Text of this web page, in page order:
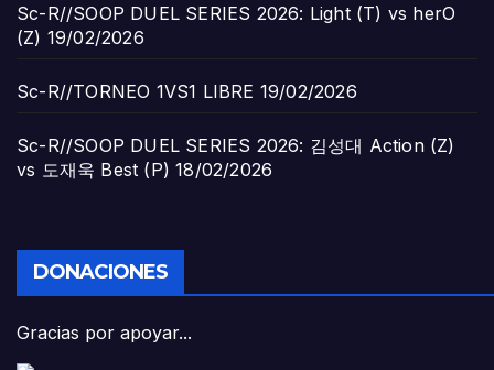
Sc-R//SOOP DUEL SERIES 2026: Light (T) vs herO
(Z) 19/02/2026
Sc-R//TORNEO 1VS1 LIBRE 19/02/2026
Sc-R//SOOP DUEL SERIES 2026: 김성대 Action (Z)
vs 도재욱 Best (P) 18/02/2026
DONACIONES
Gracias por apoyar...